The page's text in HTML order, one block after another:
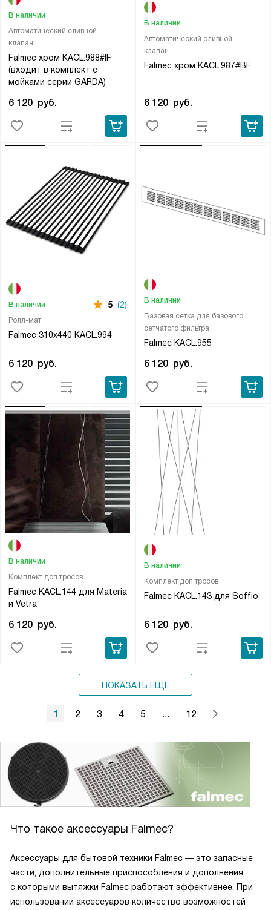
Автоматический сливной
клапан
Falmec хром KACL.988#IF
(входит в комплект с
мойками серии GARDA)
В наличии
6 120 руб.
Автоматический сливной
клапан
Falmec хром KACL.987#BF
В наличии
6 120 руб.
Ролл-мат
Falmec 310х440 KACL.994
В наличии 5 (2)
6 120 руб.
Базовая сетка для базового
сетчатого фильтра
Falmec KACL.955
В наличии
6 120 руб.
Комплект доп.тросов
Falmec KACL.144 для Materia
и Vetra
В наличии
6 120 руб.
Комплект доп.тросов
Falmec KACL.143 для Soffio
В наличии
6 120 руб.
ПОКАЗАТЬ ЕЩЁ
1 2 3 4 5 ... 12
Что такое аксессуары Falmec?
Аксессуары для бытовой техники Falmec — это запасные
части, дополнительные приспособления и дополнения,
с которыми вытяжки Falmec работают эффективнее. При
использовании аксессуаров количество возможностей